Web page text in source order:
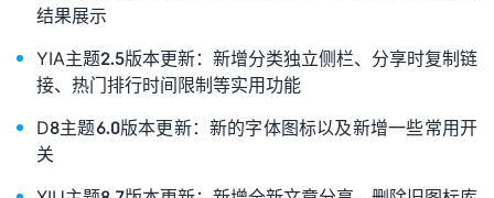
结果展示
YIA主题2.5版本更新：新增分类独立侧栏、分享时复制链
接、热门排行时间限制等实用功能
D8主题6.0版本更新：新的字体图标以及新增一些常用开
关